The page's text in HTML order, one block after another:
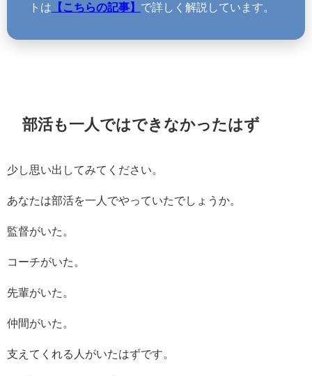
トは 【こちらの記事】 で詳しく解説しています。
部活も一人ではできなかったはず
少し思い出してみてください。
あなたは部活を一人でやっていたでしょうか。
監督がいた。
コーチがいた。
先輩がいた。
仲間がいた。
支えてくれる人がいたはずです。